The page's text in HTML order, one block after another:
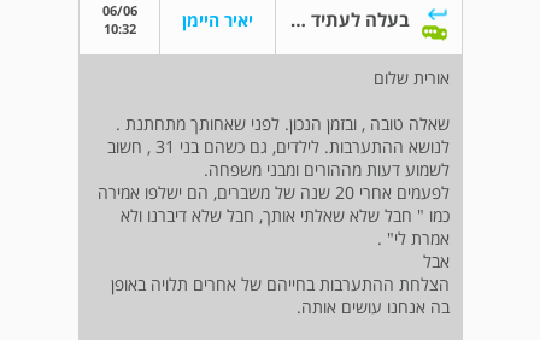
בעלה לעתיד של אחותי יאיר היימן
06/06
10:32
אורית שלום
שאלה טובה , ובזמן הנכון. לפני שאחותך מתחתנת .
לנושא ההתערבות. לילדים, גם כשהם בני 31 , חשוב
לשמוע דעות מההורים ומבני משפחה.
לפעמים אחרי 20 שנה של משברים, הם ישלפו אמירה
כמו " חבל שלא שאלתי אותך, חבל שלא דיברנו ולא
אמרת לי" .
אבל
הצלחת ההתערבות בחייהם של אחרים תלויה באופן
בה אנחנו עושים אותה.